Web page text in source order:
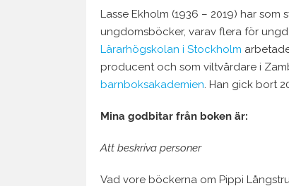
Lasse Ekholm (1936 – 2019) har
ungdomsböcker, varav flera för
Lärarhögskolan i Stockholm
producent och som viltvårdare i
barnboksakademien. Han gick bort
Mina godbitar från boken är:
Att beskriva personer
Vad vore böckerna om Pippi